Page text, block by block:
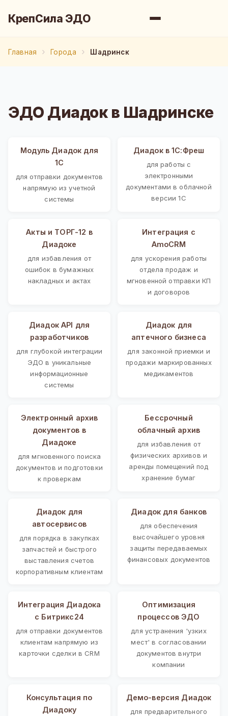
КрепСила ЭДО
Главная Города Шадринск
ЭДО Диадок в Шадринске
Модуль Диадок для
1С
для отправки документов
напрямую из учетной
системы
Диадок в 1С:Фреш
для работы с
электронными
документами в облачной
версии 1С
Акты и ТОРГ-12 в
Диадоке
для избавления от
ошибок в бумажных
накладных и актах
Интеграция с
AmoCRM
для ускорения работы
отдела продаж и
мгновенной отправки КП
и договоров
Диадок API для
разработчиков
для глубокой интеграции
ЭДО в уникальные
информационные
системы
Диадок для
аптечного бизнеса
для законной приемки и
продажи маркированных
медикаментов
Электронный архив
документов в
Диадоке
для мгновенного поиска
документов и подготовки
к проверкам
Бессрочный
облачный архив
для избавления от
физических архивов и
аренды помещений под
хранение бумаг
Диадок для
автосервисов
для порядка в закупках
запчастей и быстрого
выставления счетов
корпоративным клиентам
Диадок для банков
для обеспечения
высочайшего уровня
защиты передаваемых
финансовых документов
Интеграция Диадока
с Битрикс24
для отправки документов
клиентам напрямую из
карточки сделки в CRM
Оптимизация
процессов ЭДО
для устранения 'узких
мест' в согласовании
документов внутри
компании
Консультация по
Диадоку
Демо-версия Диадок
для предварительного